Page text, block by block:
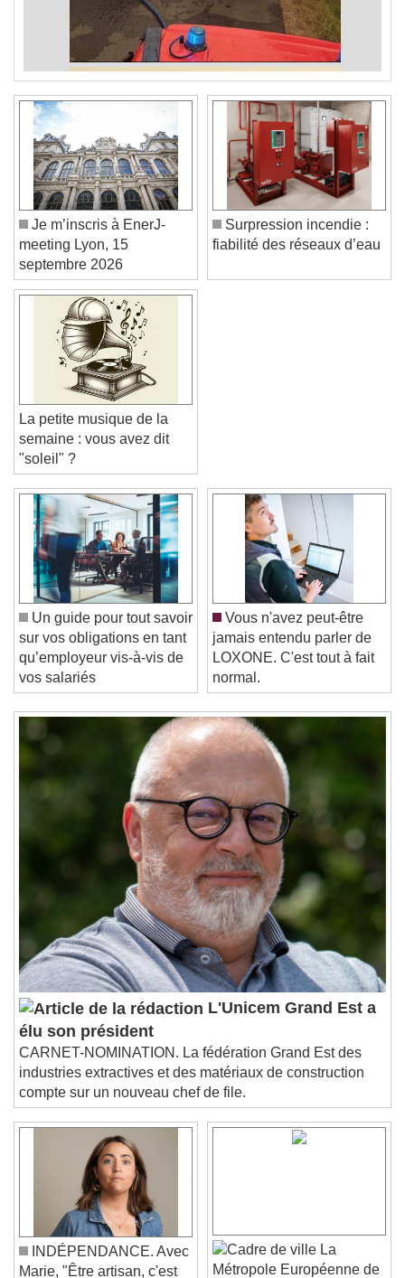
Video Player is loading.
Play Video
Play
Skip Backward
Skip Forward
Unmute
Current Time0:00
/
Duration-:-
Loaded:0%
LIVE
Seek to live, currently behind liveLIVE
Remaining Time-0:00
Playback Rate
Chapters
Chapters
Descriptions
descriptions off, selected
Subtitles
subtitles settings, opens subtitles
settings dialog
subtitles off, selected
Audio Track
Picture-in-Picture
Fullscreen
This is a modal window.
Beginning of dialog window. Escape will cancel
and close the window.
Text
Color
Text Background
Color Opacity
Je m’inscris à EnerJ-
meeting Lyon, 15
septembre 2026
Surpression incendie :
La petite musique de la
semaine : vous avez dit
"soleil" ?
Un guide pour tout savoir
sur vos obligations en tant
qu’employeur vis-à-vis de
vos salariés
Vous n'avez peut-être
jamais entendu parler de
LOXONE. C'est tout à fait
normal.
élu son président
CARNET-NOMINATION. La fédération Grand Est des
industries extractives et des matériaux de construction
compte sur un nouveau chef de file.
INDÉPENDANCE. Avec
La